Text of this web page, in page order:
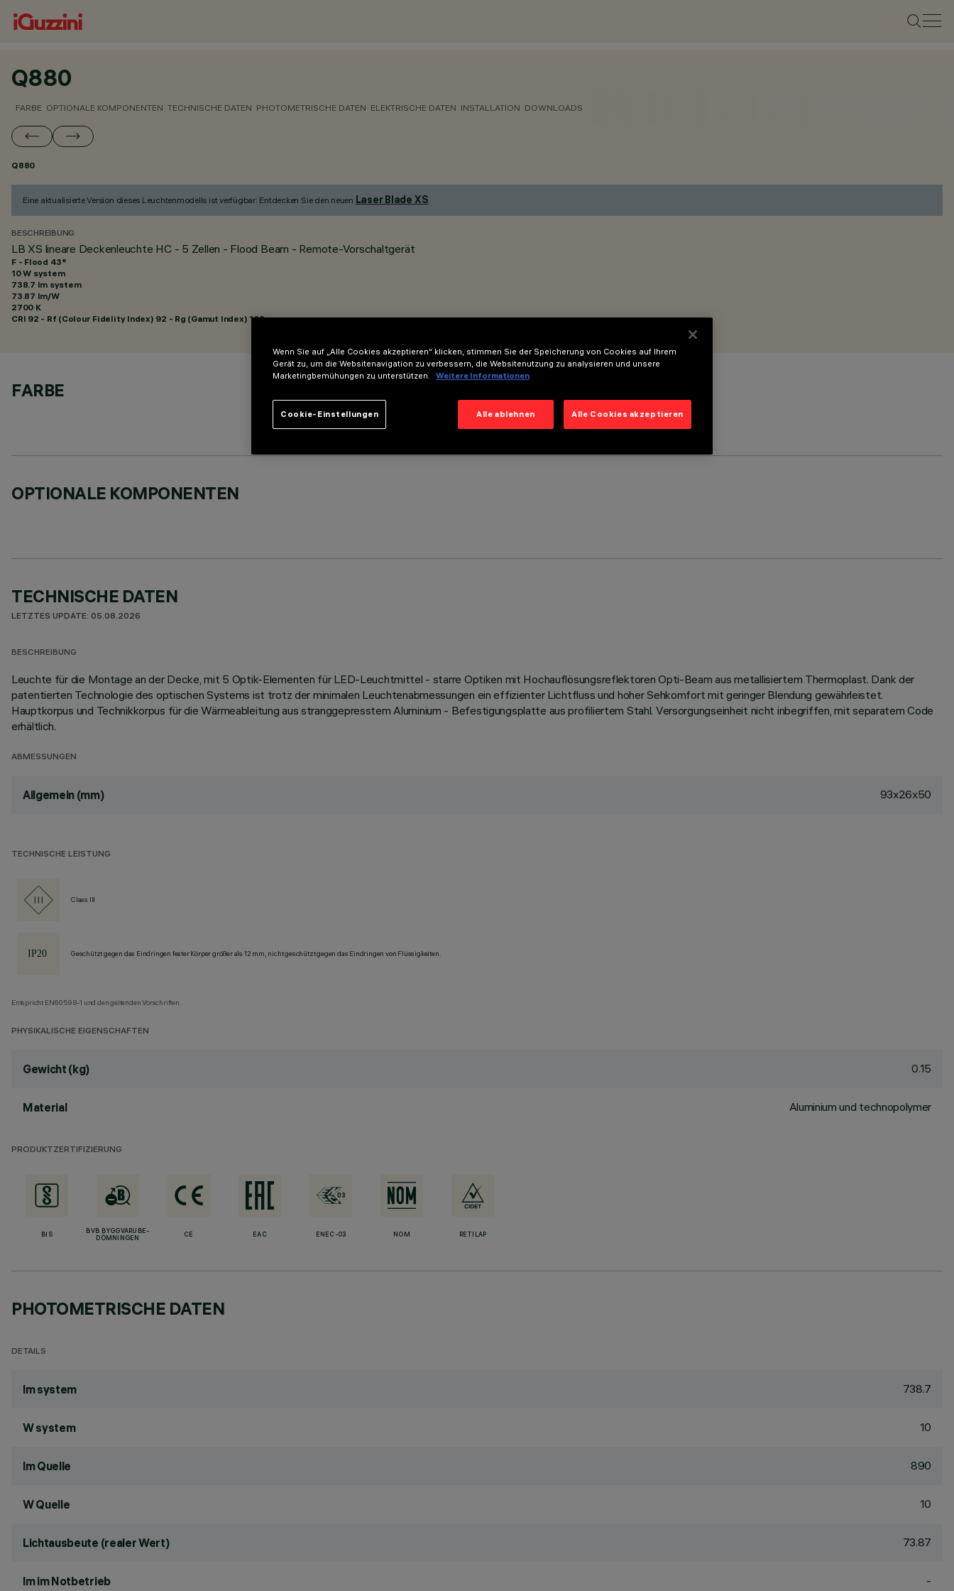
Q880
FARBE OPTIONALE KOMPONENTEN TECHNISCHE DATEN PHOTOMETRISCHE DATEN ELEKTRISCHE DATEN INSTALLATION DOWNLOADS
Q880
Eine aktualisierte Version dieses Leuchtenmodells ist verfügbar: Entdecken Sie den neuen Laser Blade XS.
BESCHREIBUNG
LB XS lineare Deckenleuchte HC - 5 Zellen - Flood Beam - Remote-Vorschaltgerät
F - Flood 43°
10 W system
738.7 lm system
73.87 lm/W
2700 K
CRI 92 - Rf (Colour Fidelity Index) 92 - Rg (Gamut Index) 102
FARBE
OPTIONALE KOMPONENTEN
TECHNISCHE DATEN
LETZTES UPDATE: 05.08.2026
BESCHREIBUNG
Leuchte für die Montage an der Decke, mit 5 Optik-Elementen für LED-Leuchtmittel - starre Optiken mit Hochauflösungsreflektoren Opti-Beam aus metallisiertem Thermoplast. Dank der
patentierten Technologie des optischen Systems ist trotz der minimalen Leuchtenabmessungen ein effizienter Lichtfluss und hoher Sehkomfort mit geringer Blendung gewährleistet.
Hauptkorpus und Technikkorpus für die Wärmeableitung aus stranggepresstem Aluminium - Befestigungsplatte aus profiliertem Stahl. Versorgungseinheit nicht inbegriffen, mit separatem Code
erhältlich.
ABMESSUNGEN
Allgemein (mm) 93x26x50
TECHNISCHE LEISTUNG
Class III
Geschützt gegen das Eindringen fester Körper größer als 12 mm, nicht geschützt gegen das Eindringen von Flüssigkeiten.
Entspricht EN60598-1 und den geltenden Vorschriften.
PHYSIKALISCHE EIGENSCHAFTEN
Gewicht (kg) 0.15
Material Aluminium und technopolymer
PRODUKTZERTIFIZIERUNG
BIS
BVB BYGGVARUBE-
DÖMNINGEN
CE EAC ENEC-03 NOM RETILAP
PHOTOMETRISCHE DATEN
DETAILS
lm system 738.7
W system 10
lm Quelle 890
W Quelle 10
Lichtausbeute (realer Wert) 73.87
lm im Notbetrieb -
Wenn Sie auf „Alle Cookies akzeptieren“ klicken, stimmen Sie der Speicherung von Cookies auf Ihrem
Gerät zu, um die Websitenavigation zu verbessern, die Websitenutzung zu analysieren und unsere
Marketingbemühungen zu unterstützen.
Weitere Informationen
Alle ablehnen Alle Cookies akzeptieren
Cookie-Einstellungen